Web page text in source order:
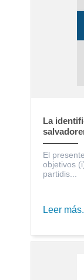
La
Electoral
El
objetivos
partidis...
Leer